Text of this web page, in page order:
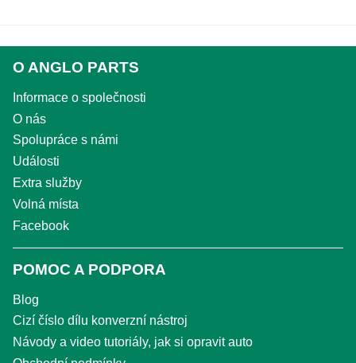
O ANGLO PARTS
Informace o společnosti
O nás
Spolupráce s námi
Události
Extra služby
Volná místa
Facebook
POMOC A PODPORA
Blog
Cizí číslo dílu konverzní nástroj
Návody a video tutoriály, jak si opravit auto